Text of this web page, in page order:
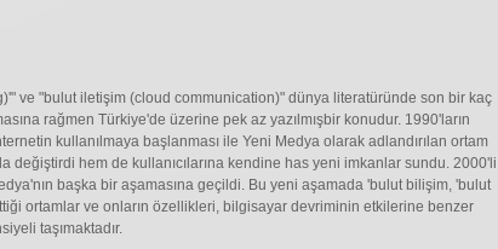
ve "bulut iletişim (cloud communication)" dünya literatüründe son bir kaç
rağmen Türkiye'de üzerine pek az yazılmışbir konudur. 1990'ların
kullanılmaya başlanması ile Yeni Medya olarak adlandırılan ortam
değiştirdi hem de kullanıcılarına kendine has yeni imkanlar sundu. 2000'li
başka bir aşamasına geçildi. Bu yeni aşamada 'bulut bilişim, 'bulut
ortamlar ve onların özellikleri, bilgisayar devriminin etkilerine benzer
taşımaktadır.